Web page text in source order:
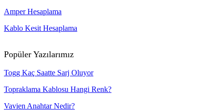
Amper Hesaplama
Kablo Kesit Hesaplama
Popüler Yazılarımız
Togg Kaç Saatte Sarj Oluyor
Topraklama Kablosu Hangi Renk?
Vavien Anahtar Nedir?